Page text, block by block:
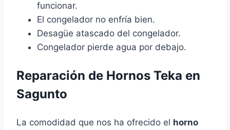
funcionar.
El congelador no enfría bien.
Desagüe atascado del congelador.
Congelador pierde agua por debajo.
Reparación de Hornos Teka en
Sagunto
La comodidad que nos ha ofrecido el horno